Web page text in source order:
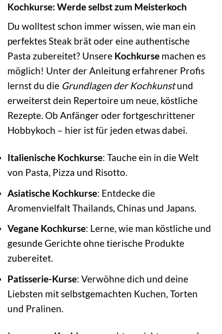
Kochkurse: Werde selbst zum Meisterkoch
Du wolltest schon immer wissen, wie man ein
perfektes Steak brät oder eine authentische
Pasta zubereitet? Unsere Kochkurse machen es
möglich! Unter der Anleitung erfahrener Profis
lernst du die Grundlagen der Kochkunstund
erweiterst dein Repertoire um neue, köstliche
Rezepte. Ob Anfänger oder fortgeschrittener
Hobbykoch – hier ist für jeden etwas dabei.
Italienische Kochkurse: Tauche ein in die Welt
von Pasta, Pizza und Risotto.
Asiatische Kochkurse: Entdecke die
Aromenvielfalt Thailands, Chinas und Japans.
Vegane Kochkurse: Lerne, wie man köstliche und
gesunde Gerichte ohne tierische Produkte
zubereitet.
Patisserie-Kurse: Verwöhne dich und deine
Liebsten mit selbstgemachten Kuchen, Torten
und Pralinen.